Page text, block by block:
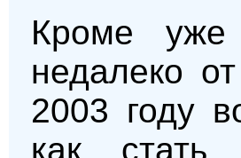
Кроме уже
недалеко
2003 году
как